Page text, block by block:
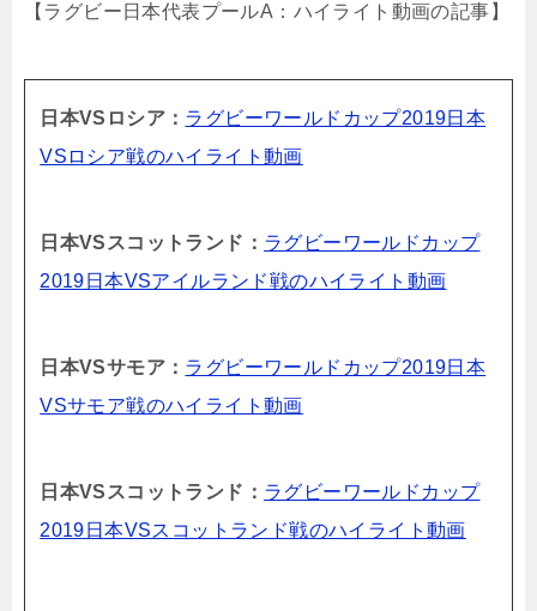
【ラグビー日本代表プールA：ハイライト動画の記事】
日本VSロシア： ラグビーワールドカップ2019日本
VSロシア戦のハイライト動画
日本VSスコットランド： ラグビーワールドカップ
2019日本VSアイルランド戦のハイライト動画
日本VSサモア： ラグビーワールドカップ2019日本
VSサモア戦のハイライト動画
日本VSスコットランド： ラグビーワールドカップ
2019日本VSスコットランド戦のハイライト動画